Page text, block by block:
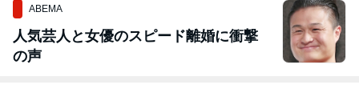
ABEMA
人気芸人と女優のスピード離婚に衝撃
の声